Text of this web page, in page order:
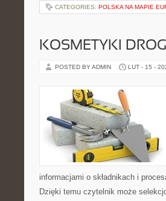
CATEGORIES: POLSKA NA MAPIE
KOSMETYKI
POSTED BY ADMIN LUT - 15 -
informacjami o składnikach i
Dzięki temu czytelnik może